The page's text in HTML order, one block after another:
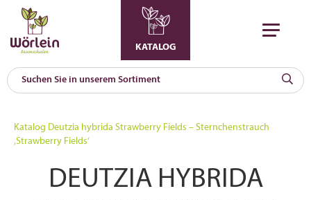
KATALOG
Katalog Deutzia hybrida Strawberry Fields – Sternchenstrauch
‚Strawberry Fields‘
DEUTZIA HYBRIDA